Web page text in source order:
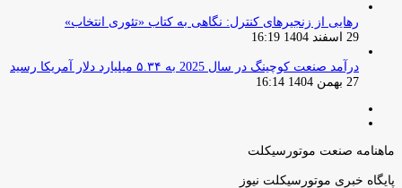
رهایی از زنجیرهای کنترل: نگاهی به کتاب «تئوری انتخاب»
29 اسفند 1404 16:19
درآمد صنعت کوچینگ در سال 2025 به ۵.۳۴ میلیارد دلار آمریکا رسید
27 بهمن 1404 16:14
ماهنامه صنعت موتورسیکلت
پایگاه خبری موتورسیکلت نیوز